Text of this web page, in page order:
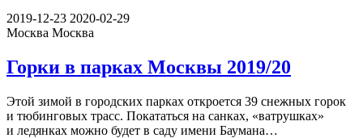
2019-12-23 2020-02-29
Москва Москва
Горки в парках Москвы 2019/20
Этой зимой в городских парках откроется 39 снежных горок
и тюбинговых трасс. Покататься на санках, «ватрушках»
и ледянках можно будет в саду имени Баумана…